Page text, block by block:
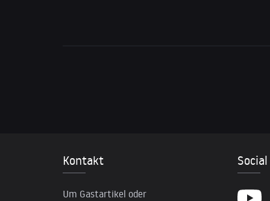
Kontakt
Um Gastartikel oder